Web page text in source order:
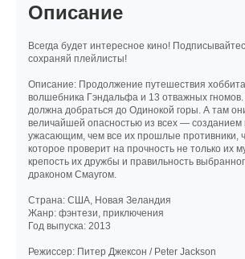
Описание
Всегда будет интересное кино!
сохраняй плейлисты!
Описание: Продолжение путешествия хоббита
волшебника Гэндальфа и 13 отважных
должна добраться до Одинокой горы. А там
величайшей опасностью из всех — созданием
ужасающим, чем все их прошлые противники,
которое проверит на прочность не только их
крепость их дружбы и правильность
драконом Смаугом.
Страна: США, Новая Зеландия
Жанр: фэнтези, приключения
Год выпуска: 2013
Режиссер: Питер Джексон / Peter Jackson